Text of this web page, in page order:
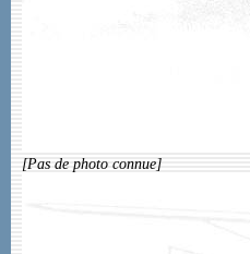
[Pas de photo connue]